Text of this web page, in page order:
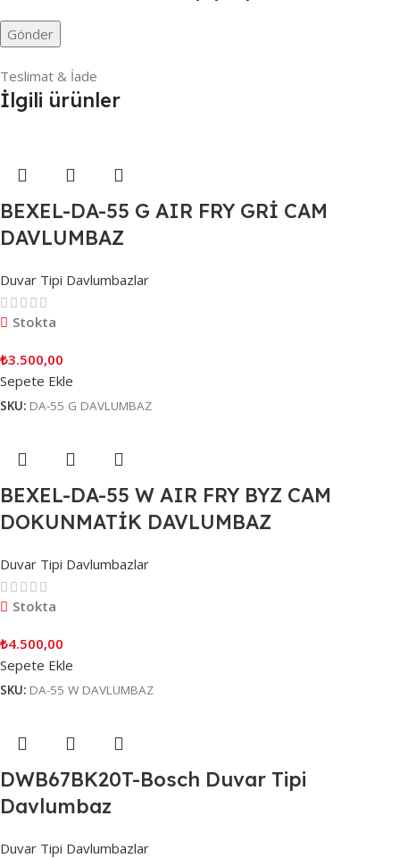
Teslimat & İade
İlgili ürünler
BEXEL-DA-55 G AIR FRY GRİ CAM
DAVLUMBAZ
Duvar Tipi Davlumbazlar
Stokta
₺3.500,00
Sepete Ekle
SKU: DA-55 G DAVLUMBAZ
BEXEL-DA-55 W AIR FRY BYZ CAM
DOKUNMATİK DAVLUMBAZ
Duvar Tipi Davlumbazlar
Stokta
₺4.500,00
Sepete Ekle
SKU: DA-55 W DAVLUMBAZ
DWB67BK20T-Bosch Duvar Tipi
Davlumbaz
Duvar Tipi Davlumbazlar